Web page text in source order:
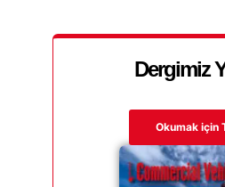
Dergimiz
Okumak için